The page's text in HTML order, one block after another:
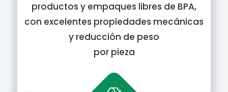
productos y empaques libres de BPA,
con excelentes propiedades mecánicas
y reducción de peso
por pieza